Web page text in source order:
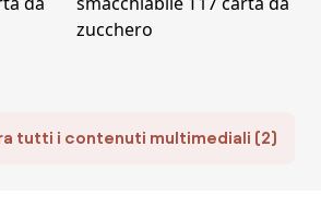
tutti i contenuti multimediali (2)